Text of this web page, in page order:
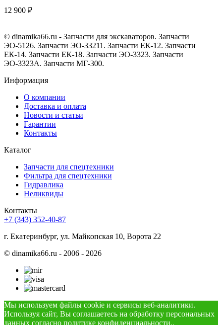
12 900 ₽
© dinamika66.ru - Запчасти для экскаваторов. Запчасти
ЭО-5126. Запчасти ЭО-33211. Запчасти ЕК-12. Запчасти
ЕК-14. Запчасти ЕК-18. Запчасти ЭО-3323. Запчасти
ЭО-3323А. Запчасти МГ-300.
Информация
О компании
Доставка и оплата
Новости и статьи
Гарантии
Контакты
Каталог
Запчасти для спецтехники
Фильтра для спецтехники
Гидравлика
Неликвиды
Контакты
+7 (343) 352-40-87
г. Екатеринбург, ул. Майкопская 10, Ворота 22
© dinamika66.ru - 2006 - 2026
Мы используем файлы cookie и сервисы веб-аналитики.
Используя сайт, Вы соглашаетесь на обработку персональных
данных согласно политике конфиденциальности..